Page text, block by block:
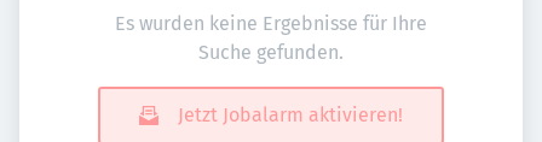
Es wurden keine Ergebnisse für Ihre
Suche gefunden.
Jetzt Jobalarm aktivieren!